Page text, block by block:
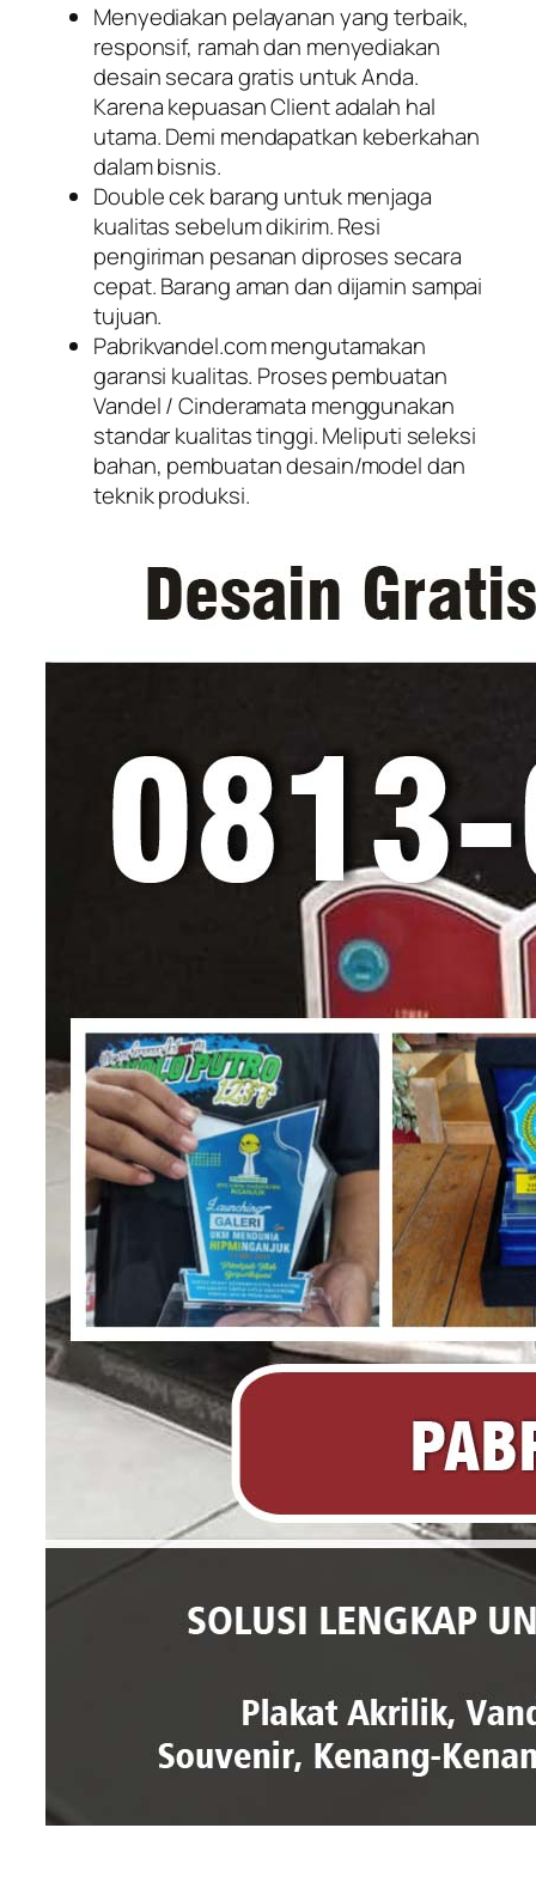
Menyediakan pelayanan yang terbaik,
responsif, ramah dan menyediakan
desain secara gratis untuk Anda.
Karena kepuasan Client adalah hal
utama. Demi mendapatkan keberkahan
dalam bisnis.
Double cek barang untuk menjaga
kualitas sebelum dikirim. Resi
pengiriman pesanan diproses secara
cepat. Barang aman dan dijamin sampai
tujuan.
Pabrikvandel.com mengutamakan
garansi kualitas. Proses pembuatan
Vandel / Cinderamata menggunakan
standar kualitas tinggi. Meliputi seleksi
bahan, pembuatan desain/model dan
teknik produksi.